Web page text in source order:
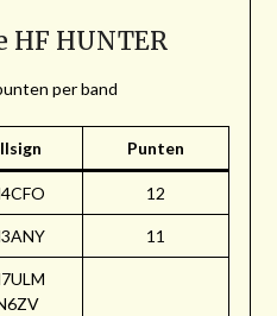
HUNTER
per band
Punten
12
11